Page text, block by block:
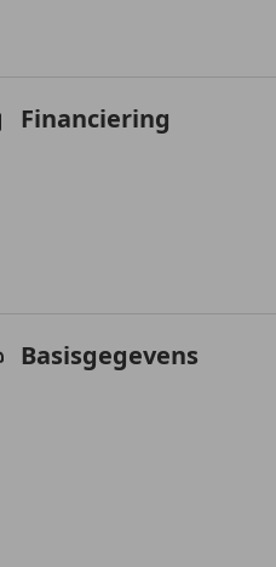
Financiering
Basisgegevens